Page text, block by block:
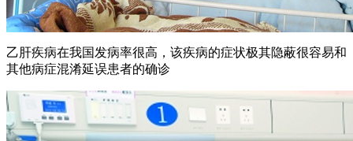
乙肝疾病在我国发病率很高，该疾病的症状极其隐蔽很容易和
其他病症混淆延误患者的确诊